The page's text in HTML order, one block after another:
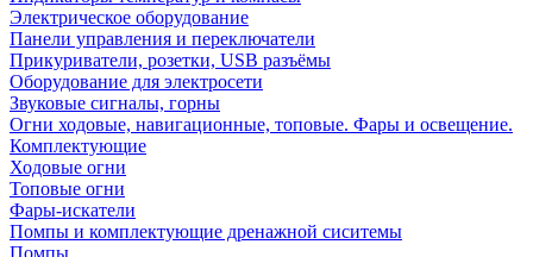
Электрическое оборудование
Панели управления и переключатели
Прикуриватели, розетки, USB разъёмы
Оборудование для электросети
Звуковые сигналы, горны
Огни ходовые, навигационные, топовые. Фары и освещение.
Комплектующие
Ходовые огни
Топовые огни
Фары-искатели
Помпы и комплектующие дренажной сиситемы
Помпы